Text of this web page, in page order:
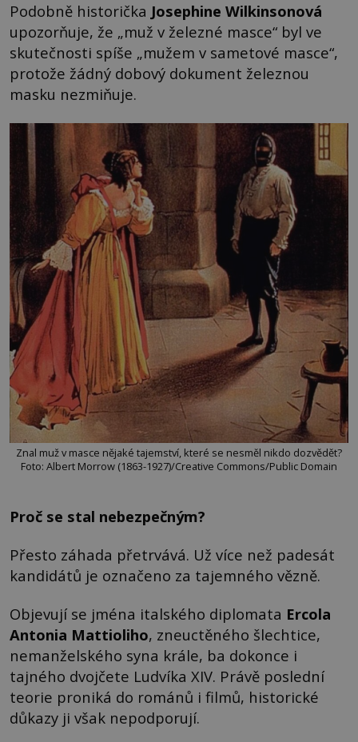
Podobně historička Josephine Wilkinsonová
upozorňuje, že „muž v železné masce“ byl ve
skutečnosti spíše „mužem v sametové masce“,
protože žádný dobový dokument železnou
masku nezmiňuje.
Znal muž v masce nějaké tajemství, které se nesměl nikdo dozvědět?
Foto: Albert Morrow (1863-1927)/Creative Commons/Public Domain
Proč se stal nebezpečným?
Přesto záhada přetrvává. Už více než padesát
kandidátů je označeno za tajemného vězně.
Objevují se jména italského diplomata Ercola
Antonia Mattioliho, zneuctěného šlechtice,
nemanželského syna krále, ba dokonce i
tajného dvojčete Ludvíka XIV. Právě poslední
teorie proniká do románů i filmů, historické
důkazy ji však nepodporují.